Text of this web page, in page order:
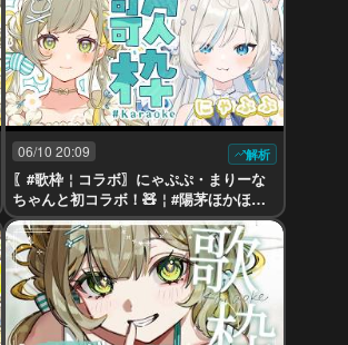
06/10 20:09 解析
〖#歌枠￤コラボ〗にゃぷぷ・まりーな
ちゃんと初コラボ！🧸￤#陽茅ほかほか
￤#UniVIRTUAL #Vtuber